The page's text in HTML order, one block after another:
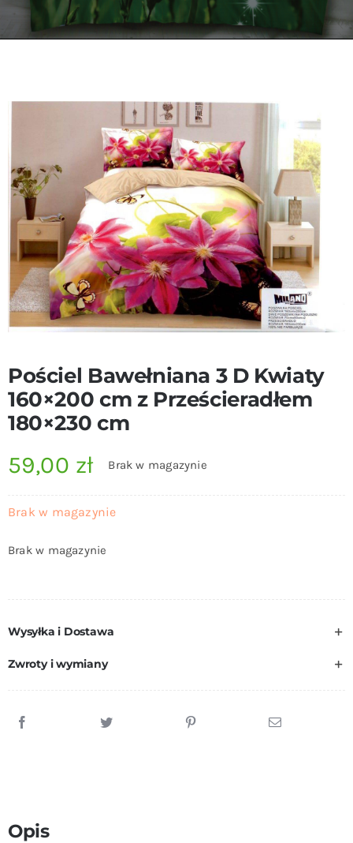
Pościel Bawełniana 3 D Kwiaty
160×200 cm z Prześcieradłem
180×230 cm
59,00 zł Brak w magazynie
Brak w magazynie
Brak w magazynie
Wysyłka i Dostawa
Zwroty i wymiany
Opis